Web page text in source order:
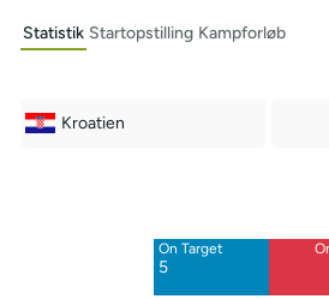
Statistik Startopstilling Kampforløb
Kroatien
On Target
5